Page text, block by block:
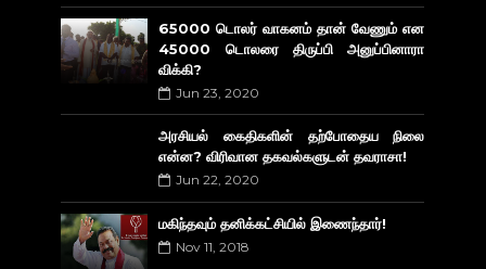
65000 டொலர் வாகனம் தான் வேணும் என
45000 டொலரை திருப்பி அனுப்பினாரா
விக்கி?
Jun 23, 2020
அரசியல் கைதிகளின் தற்போதைய நிலை
என்ன? விரிவான தகவல்களுடன் தவராசா!
Jun 22, 2020
மகிந்தவும் தனிக்கட்சியில் இணைந்தார்!
Nov 11, 2018